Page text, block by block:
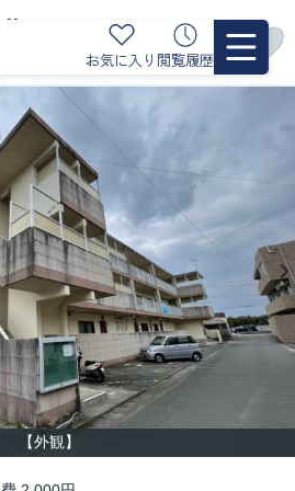
お気に入り 閲覧履歴
Ⅱ
【外観】